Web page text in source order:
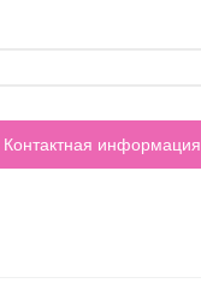
Контактная информация